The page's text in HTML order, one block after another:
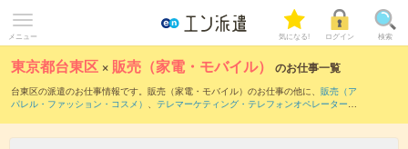
メニュー 気になる! ログイン 検索
東京都台東区 × 販売（家電・モバイル） のお仕事一覧
台東区の派遣のお仕事情報です。販売（家電・モバイル）のお仕事の他に、 販売（ア
パレル・ファッション・コスメ） 、 テレマーケティング・テレフォンオペレーター・
だけます。職種辞典：販売（家電・モバイル）のお仕事とは？とは？